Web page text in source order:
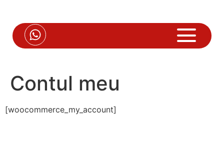
Contul meu
[woocommerce_my_account]